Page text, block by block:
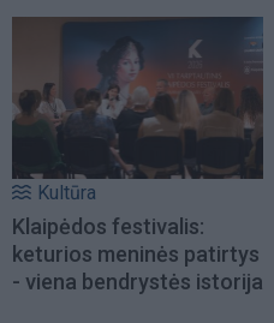
Kultūra
Klaipėdos festivalis:
keturios meninės patirtys
- viena bendrystės istorija